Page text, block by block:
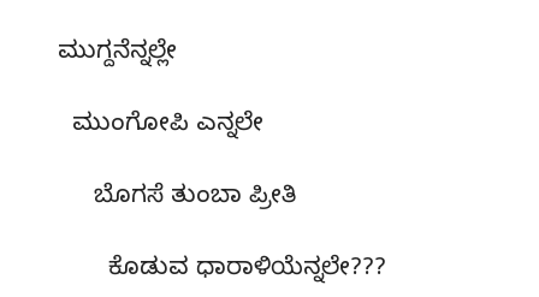
ಮುಗ್ದನೆನ್ನಲ್ಲೇ
ಮುಂಗೋಪಿ ಎನ್ನಲೇ
ಬೊಗಸೆ ತುಂಬಾ ಪ್ರೀತಿ
ಕೊಡುವ ಧಾರಾಳಿಯೆನ್ನಲೇ???